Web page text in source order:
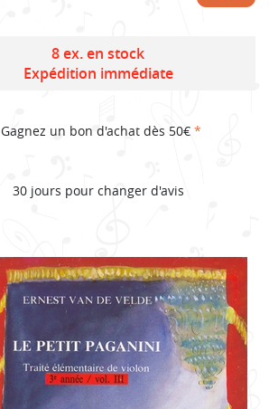
8 ex. en stock
Expédition immédiate
Gagnez un bon d'achat dès 50€ *
30 jours pour changer d'avis